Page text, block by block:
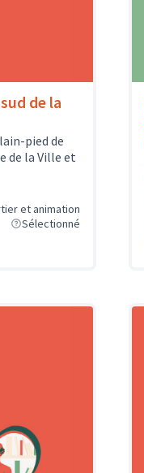
de la
pied de
de la Ville et
et animation
Sélectionné